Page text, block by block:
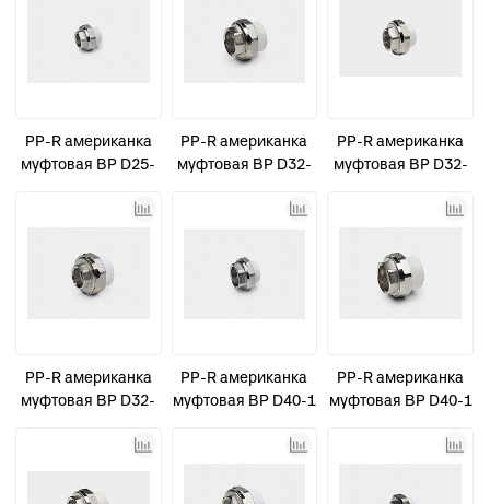
PP-R американка
муфтовая ВР D25-
PP-R американка
муфтовая ВР D32-
PP-R американка
муфтовая ВР D32-
PP-R американка
муфтовая ВР D32-
PP-R американка
муфтовая ВР D40-1
PP-R американка
муфтовая ВР D40-1